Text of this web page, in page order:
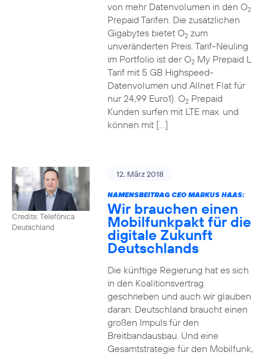
von mehr Datenvolumen in den O2
Prepaid Tarifen. Die zusätzlichen
Gigabytes bietet O2zum
unveränderten Preis. Tarif-Neuling
im Portfolio ist der O2My Prepaid L
Tarif mit 5 GB Highspeed-
Datenvolumen und Allnet Flat für
nur 24,99 Euro1). O2Prepaid
Kunden surfen mit LTE max. und
können mit […]
Credits: Telefónica
Deutschland
12. März 2018
NAMENSBEITRAG CEO MARKUS HAAS:
Wir brauchen einen
Mobilfunkpakt für die
digitale Zukunft
Deutschlands
Die künftige Regierung hat es sich
in den Koalitionsvertrag
geschrieben und auch wir glauben
daran: Deutschland braucht einen
großen Impuls für den
Breitbandausbau. Und eine
Gesamtstrategie für den Mobilfunk,